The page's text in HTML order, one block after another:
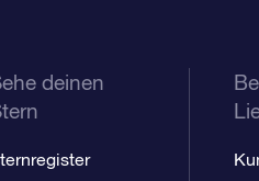
deinen